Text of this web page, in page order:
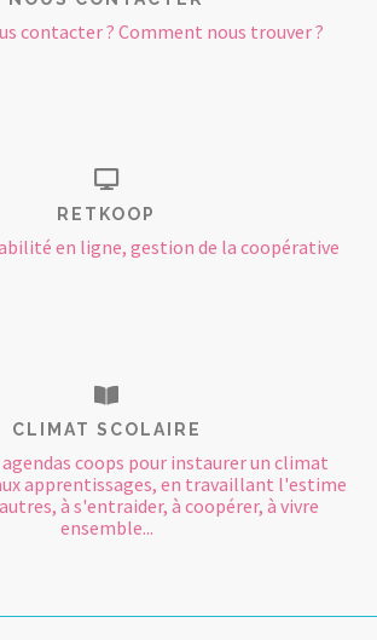
contacter ? Comment nous trouver ?
RETKOOP
en ligne, gestion de la coopérative
CLIMAT SCOLAIRE
agendas coops pour instaurer un climat
apprentissages, en travaillant l'estime
à s'entraider, à coopérer, à vivre
ensemble...